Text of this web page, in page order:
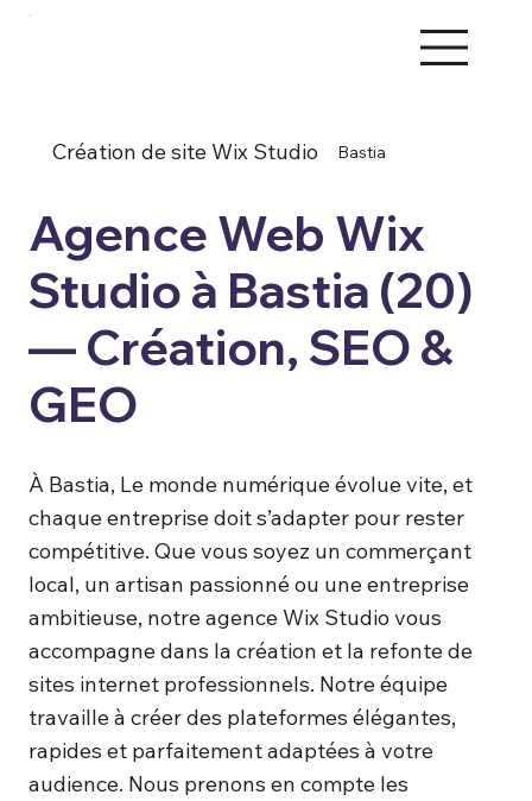
Création de site Wix Studio Bastia
Agence Web Wix
Studio à Bastia (20)
— Création, SEO &
GEO
À Bastia, Le monde numérique évolue vite, et
chaque entreprise doit s’adapter pour rester
compétitive. Que vous soyez un commerçant
local, un artisan passionné ou une entreprise
ambitieuse, notre agence Wix Studio vous
accompagne dans la création et la refonte de
sites internet professionnels. Notre équipe
travaille à créer des plateformes élégantes,
rapides et parfaitement adaptées à votre
audience. Nous prenons en compte les